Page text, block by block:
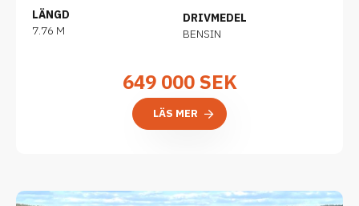
LÄNGD
7.76 M
DRIVMEDEL
BENSIN
649 000SEK
LÄS MER